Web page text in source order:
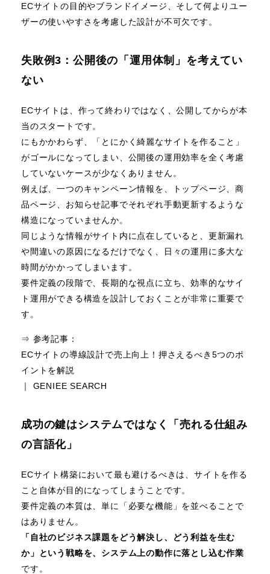
ECサイトの目的やブランドイメージ、そして何よりユー
ザーの使いやすさを考慮した設計が不可欠です。
失敗例3：公開後の「運用体制」を考えてい
ない
ECサイトは、作って終わりではなく、公開してからが本
当のスタートです。
にもかかわらず、「とにかく綺麗なサイトを作ること」
がゴールになってしまい、公開後の運用効率を全く考慮
していないケースが少なくありません。
例えば、一つのキャンペーン情報を、トップページ、商
品ページ、お知らせ記事でそれぞれ手動更新するような
構造になっていませんか。
同じような情報がサイト内に点在していると、更新漏れ
や間違いの原因になるだけでなく、日々の運用に多大な
時間がかかってしまいます。
要件定義の段階で、長期的な視点に立ち、効率的なサイ
ト運用ができる構造を設計しておくことが非常に重要で
す。
⇒ 参考記事：
ECサイトの導線設計で売上向上！押さえるべき5つのポ
イントを解説
｜ GENIEE SEARCH
成功の鍵はシステムではなく「売れる仕組み
の言語化」
ECサイト構築において最も避けるべきは、サイトを作る
こと自体が目的になってしまうことです。
要件定義の本質は、単に「必要な機能」を並べることで
はありません。
「自社のビジネス課題をどう解決し、どう利益を生む
か」という戦略を、システム上の動作に落とし込む作業
です。